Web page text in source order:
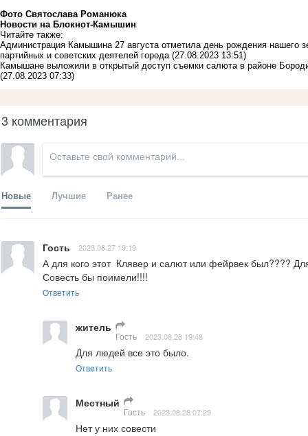
Фото Святослава Романюка
Новости на Блoкнoт-Камышин
Читайте также:
Администрация Камышина 27 августа отметила день рождения нашего
партийных и советских деятелей города (27.08.2023 13:51)
Камышане выложили в открытый доступ съемки салюта в районе
(27.08.2023 07:33)
3 комментария
Новые Лучшие Ранее
Гость 2023.08.27 19:19
А для кого этот  Клявер и салют или фейрвек был????
Совесть бы поимели!!!!
Ответить
житель
Гость 2023.08.28 19:48
Для людей все это было.
Ответить
Местный
Гость 2023.08.28 07:29
Нет у них совести